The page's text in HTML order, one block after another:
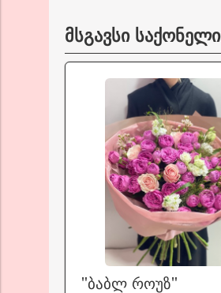
მსგავსი საქონელი
"ბაბლ როუზ"